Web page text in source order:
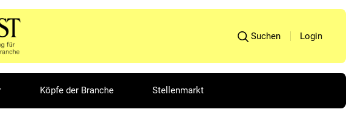
Suchen Login
Köpfe der Branche Stellenmarkt